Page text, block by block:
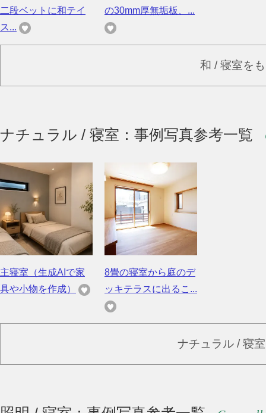
二段ベットに和テイ
ス...
の30mm厚無垢板、...
和 / 寝室を
ナチュラル / 寝室：事例写真参考一覧
主寝室（生成AIで家
具や小物を作成）
8畳の寝室から庭のデ
ッキテラスに出るこ...
ナチュラル / 寝